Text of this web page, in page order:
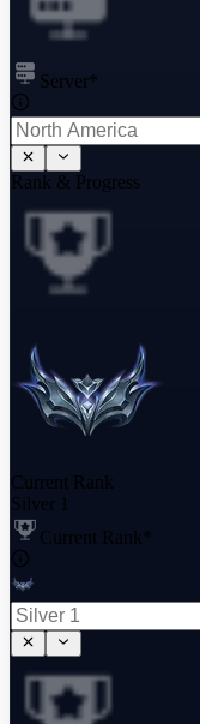
Server*
Rank & Progress
Current Rank
Silver 1
Current Rank